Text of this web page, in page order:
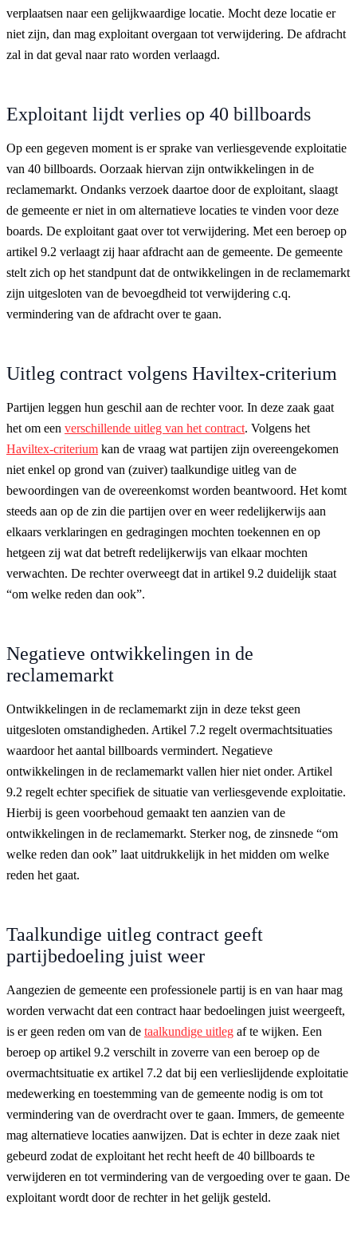
verplaatsen naar een gelijkwaardige locatie. Mocht deze locatie er
niet zijn, dan mag exploitant overgaan tot verwijdering. De afdracht
zal in dat geval naar rato worden verlaagd.
Exploitant lijdt verlies op 40 billboards
Op een gegeven moment is er sprake van verliesgevende exploitatie
van 40 billboards. Oorzaak hiervan zijn ontwikkelingen in de
reclamemarkt. Ondanks verzoek daartoe door de exploitant, slaagt
de gemeente er niet in om alternatieve locaties te vinden voor deze
boards. De exploitant gaat over tot verwijdering. Met een beroep op
artikel 9.2 verlaagt zij haar afdracht aan de gemeente. De gemeente
stelt zich op het standpunt dat de ontwikkelingen in de reclamemarkt
zijn uitgesloten van de bevoegdheid tot verwijdering c.q.
vermindering van de afdracht over te gaan.
Uitleg contract volgens Haviltex-criterium
Partijen leggen hun geschil aan de rechter voor. In deze zaak gaat
het om een verschillende uitleg van het contract. Volgens het
Haviltex-criterium kan de vraag wat partijen zijn overeengekomen
niet enkel op grond van (zuiver) taalkundige uitleg van de
bewoordingen van de overeenkomst worden beantwoord. Het komt
steeds aan op de zin die partijen over en weer redelijkerwijs aan
elkaars verklaringen en gedragingen mochten toekennen en op
hetgeen zij wat dat betreft redelijkerwijs van elkaar mochten
verwachten. De rechter overweegt dat in artikel 9.2 duidelijk staat
“om welke reden dan ook”.
Negatieve ontwikkelingen in de
reclamemarkt
Ontwikkelingen in de reclamemarkt zijn in deze tekst geen
uitgesloten omstandigheden. Artikel 7.2 regelt overmachtsituaties
waardoor het aantal billboards vermindert. Negatieve
ontwikkelingen in de reclamemarkt vallen hier niet onder. Artikel
9.2 regelt echter specifiek de situatie van verliesgevende exploitatie.
Hierbij is geen voorbehoud gemaakt ten aanzien van de
ontwikkelingen in de reclamemarkt. Sterker nog, de zinsnede “om
welke reden dan ook” laat uitdrukkelijk in het midden om welke
reden het gaat.
Taalkundige uitleg contract geeft
partijbedoeling juist weer
Aangezien de gemeente een professionele partij is en van haar mag
worden verwacht dat een contract haar bedoelingen juist weergeeft,
is er geen reden om van de taalkundige uitleg af te wijken. Een
beroep op artikel 9.2 verschilt in zoverre van een beroep op de
overmachtsituatie ex artikel 7.2 dat bij een verlieslijdende exploitatie
medewerking en toestemming van de gemeente nodig is om tot
vermindering van de overdracht over te gaan. Immers, de gemeente
mag alternatieve locaties aanwijzen. Dat is echter in deze zaak niet
gebeurd zodat de exploitant het recht heeft de 40 billboards te
verwijderen en tot vermindering van de vergoeding over te gaan. De
exploitant wordt door de rechter in het gelijk gesteld.